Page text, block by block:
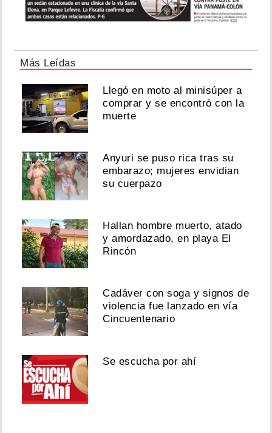
Más Leídas
Llegó en moto al minisúper a
comprar y se encontró con la
muerte
Anyuri se puso rica tras su
embarazo; mujeres envidian
su cuerpazo
Hallan hombre muerto, atado
y amordazado, en playa El
Rincón
Cadáver con soga y signos de
violencia fue lanzado en vía
Cincuentenario
Se escucha por ahí